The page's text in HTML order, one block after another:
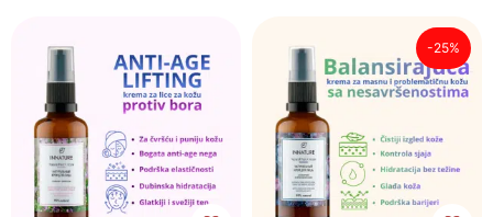
NOVO NOVO
-25%